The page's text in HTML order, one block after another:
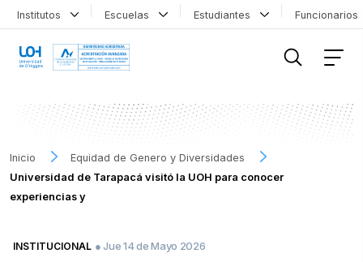
Institutos Escuelas Estudiantes
Inicio
Equidad de Genero y Diversidades
Universidad de Tarapacá visitó la UOH para conocer
experiencias y
INSTITUCIONAL ● Jue 14 de Mayo 2026